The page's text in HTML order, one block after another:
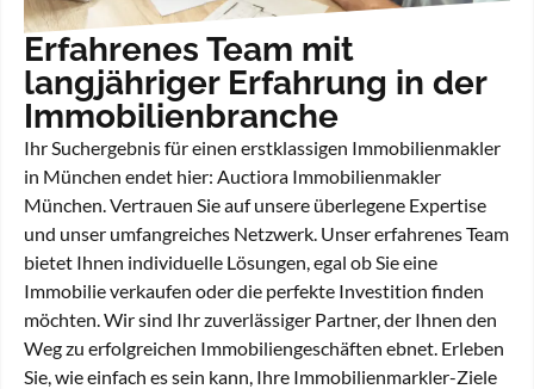
Erfahrenes Team mit
langjähriger Erfahrung in der
Immobilienbranche
Ihr Suchergebnis für einen erstklassigen Immobilienmakler
in München endet hier: Auctiora Immobilienmakler
München. Vertrauen Sie auf unsere überlegene Expertise
und unser umfangreiches Netzwerk. Unser erfahrenes Team
bietet Ihnen individuelle Lösungen, egal ob Sie eine
Immobilie verkaufen oder die perfekte Investition finden
möchten. Wir sind Ihr zuverlässiger Partner, der Ihnen den
Weg zu erfolgreichen Immobiliengeschäften ebnet. Erleben
Sie, wie einfach es sein kann, Ihre Immobilienmarkler-Ziele